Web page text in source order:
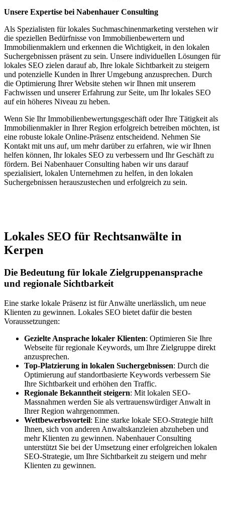
Unsere Expertise bei Nabenhauer Consulting
Als Spezialisten für lokales Suchmaschinenmarketing verstehen wir
die speziellen Bedürfnisse von Immobilienbewertern und
Immobilienmaklern und erkennen die Wichtigkeit, in den lokalen
Suchergebnissen präsent zu sein. Unsere individuellen Lösungen für
lokales SEO zielen darauf ab, Ihre lokale Sichtbarkeit zu steigern
und potenzielle Kunden in Ihrer Umgebung anzusprechen. Durch
die Optimierung Ihrer Website stehen wir Ihnen mit unserem
Fachwissen und unserer Erfahrung zur Seite, um Ihr lokales SEO
auf ein höheres Niveau zu heben.
Wenn Sie Ihr Immobilienbewertungsgeschäft oder Ihre Tätigkeit als
Immobilienmakler in Ihrer Region erfolgreich betreiben möchten, ist
eine robuste lokale Online-Präsenz entscheidend. Nehmen Sie
Kontakt mit uns auf, um mehr darüber zu erfahren, wie wir Ihnen
helfen können, Ihr lokales SEO zu verbessern und Ihr Geschäft zu
fördern. Bei Nabenhauer Consulting haben wir uns darauf
spezialisiert, lokalen Unternehmen zu helfen, in den lokalen
Suchergebnissen herauszustechen und erfolgreich zu sein.
Lokales SEO für Rechtsanwälte in
Kerpen
Die Bedeutung für lokale Zielgruppenansprache
und regionale Sichtbarkeit
Eine starke lokale Präsenz ist für Anwälte unerlässlich, um neue
Klienten zu gewinnen. Lokales SEO bietet dafür die besten
Voraussetzungen:
Gezielte Ansprache lokaler Klienten: Optimieren Sie Ihre
Webseite für regionale Keywords, um Ihre Zielgruppe direkt
anzusprechen.
Top-Platzierung in lokalen Suchergebnissen: Durch die
Optimierung auf standortbasierte Keywords verbessern Sie
Ihre Sichtbarkeit und erhöhen den Traffic.
Regionale Bekanntheit steigern: Mit lokalen SEO-
Massnahmen werden Sie als vertrauenswürdiger Anwalt in
Ihrer Region wahrgenommen.
Wettbewerbsvorteil: Eine starke lokale SEO-Strategie hilft
Ihnen, sich von anderen Anwaltskanzleien abzuheben und
mehr Klienten zu gewinnen. Nabenhauer Consulting
unterstützt Sie bei der Umsetzung einer erfolgreichen lokalen
SEO-Strategie, um Ihre Sichtbarkeit zu steigern und mehr
Klienten zu gewinnen.